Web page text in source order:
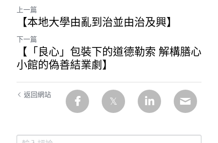
上一篇
【本地大學由亂到治並由治及興】
下一篇
【「良心」包裝下的道德勒索 解構膳心
小館的偽善結業劇】
返回網站